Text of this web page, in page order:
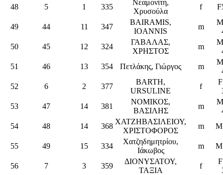
48 5 1 335
Νεαμονίτη,
Χρυσούλα
f
49 44 11 347
BAIRAMIS,
IOANNIS
m
50
45 12 324
ΓΑΒΑΛΑΣ,
ΧΡΗΣΤΟΣ
m
51
46 13 354 Πετλάκης, Γιώργος m
52
6 2 377
BARTH,
URSULINE
f
53
47 14 381
ΝΟΜΙΚΟΣ,
ΒΑΣΙΛΗΣ
m
54
48 14 368
ΧΑΤΖΗΒΑΣΙΛΕΙΟΥ,
ΧΡΙΣΤΟΦΟΡΟΣ
m
55 49 15 334
Χατζηδημητρίου,
Ιάκωβος
m
56 7 3 359
ΔΙΟΝΥΣΑΤΟΥ,
ΤΑΞΙΑ
f